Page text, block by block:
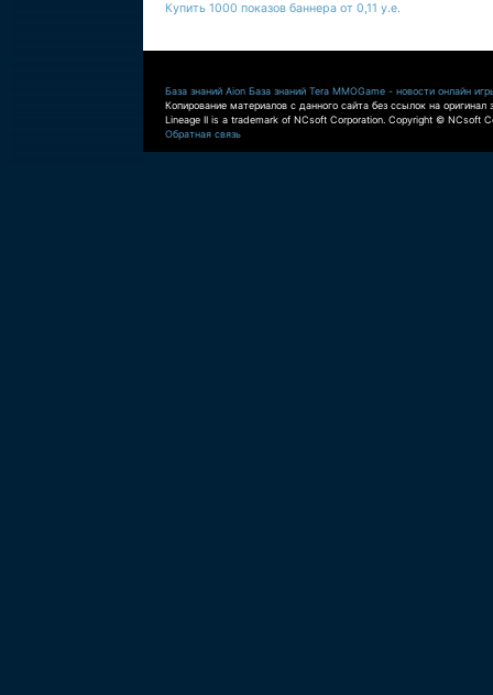
Купить 1000 показов баннера от 0,11 у.е.
База знаний Aion База знаний Tera MMOGame - новости онлайн
Копирование материалов с данного сайта без ссылок на оригинал
Lineage II is a trademark of NCsoft Corporation. Copyright © NCsoft
Обратная связь